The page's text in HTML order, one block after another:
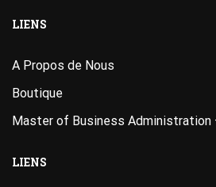
LIENS
A Propos de Nous
Boutique
Master of Business Administration
LIENS